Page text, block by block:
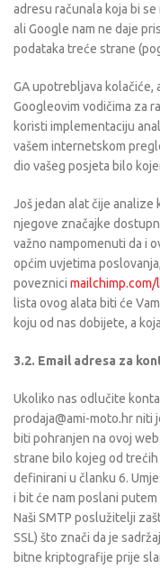
adresu računala koja bi
ali Google nam ne daje
podataka treće strane
GA upotrebljava kolačiće,
Googleovim vodičima za
koristi implementaciju
vašem internetskom
dio vašeg posjeta bilo
Još jedan alat čije analize
njegove značajke
važno nampomenuti da i
općim uvjetima
poveznici mailchimp.com/
lista ovog alata biti će
koju od nas dobijete, a
3.2. Email adresa za
Ukoliko nas odlučite
prodaja@ami-moto.hr niti
biti pohranjen na ovoj
strane bilo kojeg od
definirani u članku 6.
i bit će nam poslani
Naši SMTP poslužitelji
SSL) što znači da je
bitne kriptografije prije